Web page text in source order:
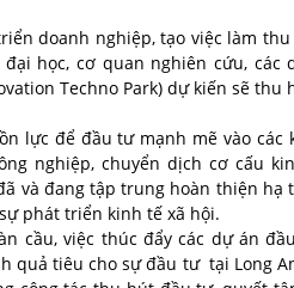
doanh nghiệp, tạo việc làm
học, cơ quan nghiên cứu, các
Techno Park) dự kiến sẽ thu
lực để đầu tư mạnh mẽ vào các
nghiệp, chuyển dịch cơ cấu
và đang tập trung hoàn thiện hạ
phát triển kinh tế xã hội.
cầu, việc thúc đẩy các dự án
quả tiêu cho sự đầu tư tại Long